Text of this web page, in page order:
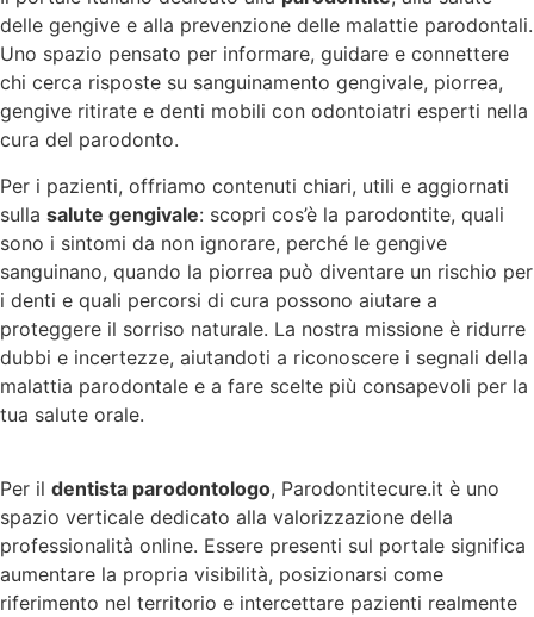
delle gengive e alla prevenzione delle malattie parodontali.
Uno spazio pensato per informare, guidare e connettere
chi cerca risposte su sanguinamento gengivale, piorrea,
gengive ritirate e denti mobili con odontoiatri esperti nella
cura del parodonto.
Per i pazienti, offriamo contenuti chiari, utili e aggiornati
sulla salute gengivale: scopri cos’è la parodontite, quali
sono i sintomi da non ignorare, perché le gengive
sanguinano, quando la piorrea può diventare un rischio per
i denti e quali percorsi di cura possono aiutare a
proteggere il sorriso naturale. La nostra missione è ridurre
dubbi e incertezze, aiutandoti a riconoscere i segnali della
malattia parodontale e a fare scelte più consapevoli per la
tua salute orale.
Per il dentista parodontologo, Parodontitecure.it è uno
spazio verticale dedicato alla valorizzazione della
professionalità online. Essere presenti sul portale significa
aumentare la propria visibilità, posizionarsi come
riferimento nel territorio e intercettare pazienti realmente